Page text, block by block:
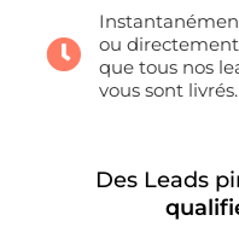
ou
que tous nos
vous sont livrés.
Des Leads